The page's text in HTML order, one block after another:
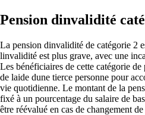
Pension dinvalidité
La pension dinvalidité de catégorie 2
linvalidité est plus grave, avec une
Les bénéficiaires de cette catégorie
de laide dune tierce personne pour
vie quotidienne. Le montant de la
fixé à un pourcentage du salaire de
être réévalué en cas de changement